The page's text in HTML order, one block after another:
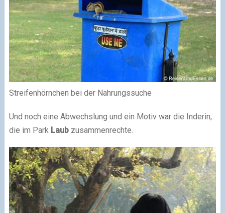
Streifenhörnchen bei der Nahrungssuche
Und noch eine Abwechslung und ein Motiv war die Inderin,
die im Park Laubzusammenrechte.